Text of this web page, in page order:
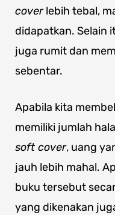
coverlebih tebal,
didapatkan. Selain
juga rumit dan
sebentar.
Apabila kita
memiliki jumlah
soft cover, uang
jauh lebih mahal.
buku tersebut
yang dikenakan